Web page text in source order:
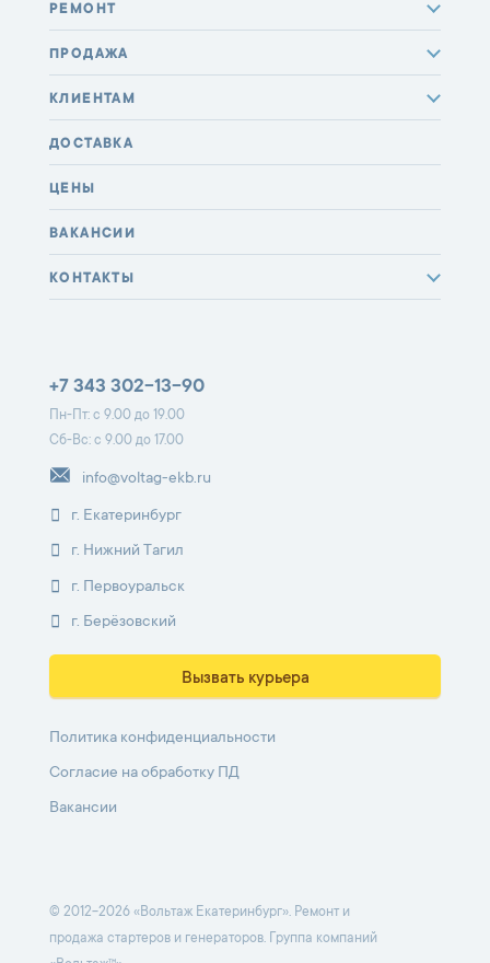
РЕМОНТ
ПРОДАЖА
КЛИЕНТАМ
ДОСТАВКА
ЦЕНЫ
ВАКАНСИИ
КОНТАКТЫ
+7 343 302-13-90
Пн-Пт: с 9.00 до 19.00
Сб-Вс: с 9.00 до 17.00
info@voltag-ekb.ru
г. Екатеринбург
г. Нижний Тагил
г. Первоуральск
г. Берёзовский
Вызвать курьера
Политика конфиденциальности
Согласие на обработку ПД
Вакансии
© 2012-2026 «Вольтаж Екатеринбург». Ремонт и
продажа стартеров и генераторов. Группа компаний